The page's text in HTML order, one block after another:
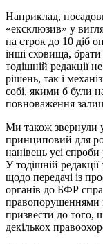
Наприклад,
«ексклюзив» у
на строк до 10 діб
інші сховища,
тодішній редакції
рішень, так і
собі, якими б були
повноваження
Ми також звернули
принциповий для
нанівець усі
У тодішній
щодо передачі із
органів до БФР
правопорушеннями
призвести до того,
декількох